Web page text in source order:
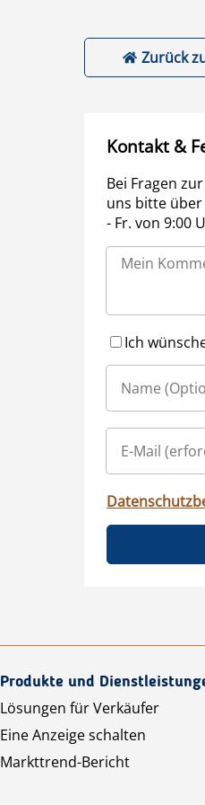
Zurück
Kontakt &
Bei Fragen
uns bitte über
- Fr. von 9:00
Ich
Produkte und
Lösungen für Verkäufer
Eine Anzeige schalten
Markttrend-Bericht